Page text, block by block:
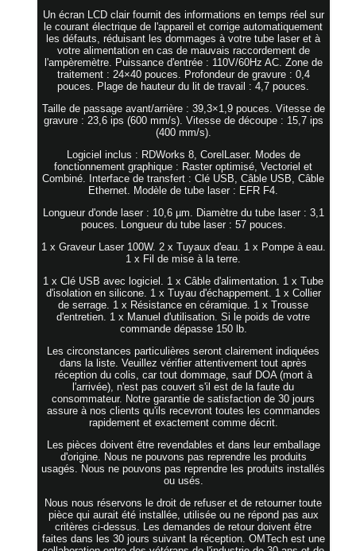
Un écran LCD clair fournit des informations en temps réel sur
le courant électrique de l'appareil et corrige automatiquement
les défauts, réduisant les dommages à votre tube laser et à
votre alimentation en cas de mauvais raccordement de
l'ampèremètre. Puissance d'entrée : 110V/60Hz AC. Zone de
traitement : 24×40 pouces. Profondeur de gravure : 0,4
pouces. Plage de hauteur du lit de travail : 4,7 pouces.
Taille de passage avant/arrière : 39,3×1,9 pouces. Vitesse de
gravure : 23,6 ips (600 mm/s). Vitesse de découpe : 15,7 ips
(400 mm/s).
Logiciel inclus : RDWorks 8, CorelLaser. Modes de
fonctionnement graphique : Raster optimisé, Vectoriel et
Combiné. Interface de transfert : Clé USB, Câble USB, Câble
Ethernet. Modèle de tube laser : EFR F4.
Longueur d'onde laser : 10,6 µm. Diamètre du tube laser : 3,1
pouces. Longueur du tube laser : 57 pouces.
1 x Graveur Laser 100W. 2 x Tuyaux d'eau. 1 x Pompe à eau.
1 x Fil de mise à la terre.
1 x Clé USB avec logiciel. 1 x Câble d'alimentation. 1 x Tube
d'isolation en silicone. 1 x Tuyau d'échappement. 1 x Collier
de serrage. 1 x Résistance en céramique. 1 x Trousse
d'entretien. 1 x Manuel d'utilisation. Si le poids de votre
commande dépasse 150 lb.
Les circonstances particulières seront clairement indiquées
dans la liste. Veuillez vérifier attentivement tout après
réception du colis, car tout dommage, sauf DOA (mort à
l'arrivée), n'est pas couvert s'il est de la faute du
consommateur. Notre garantie de satisfaction de 30 jours
assure à nos clients qu'ils recevront toutes les commandes
rapidement et exactement comme décrit.
Les pièces doivent être revendables et dans leur emballage
d'origine. Nous ne pouvons pas reprendre les produits
usagés. Nous ne pouvons pas reprendre les produits installés
ou usés.
Nous nous réservons le droit de refuser et de retourner toute
pièce qui aurait été installée, utilisée ou ne répond pas aux
critères ci-dessus. Les demandes de retour doivent être
faites dans les 30 jours suivant la réception. OMTech est une